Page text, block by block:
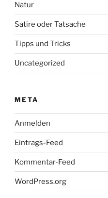
Natur
Satire oder Tatsache
Tipps und Tricks
Uncategorized
META
Anmelden
Eintrags-Feed
Kommentar-Feed
WordPress.org